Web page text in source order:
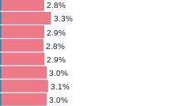
3.0%
3.1%
3.0%
2.9%
2.8%
2.9%
3.3%
2.8%